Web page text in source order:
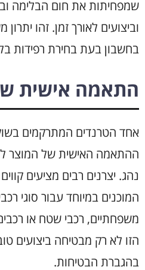
שמפחיתות את חום הבלימה
וביצועים לאורך זמן. זהו
בחשבון בעת בחירת רפידות
התאמה אישית
אחד הטרנדים המתרקמים
ההתאמה האישית של המוצר
נהג. יצרנים רבים מציעים
המוכנים במיוחד עבור סוגי
משפחתיים, רכבי שטח או
הזו לא רק מבטיחה ביצועים
בהגברת הבטיחות.